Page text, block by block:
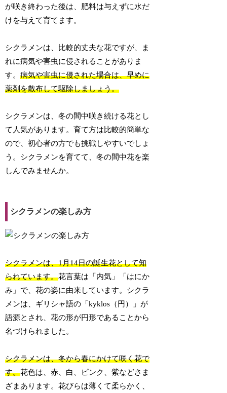
が咲き終わった後は、肥料は与えずに水だ
けを与えて育てます。
シクラメンは、比較的丈夫な花ですが、ま
れに病気や害虫に侵されることがありま
す。病気や害虫に侵された場合は、早めに
薬剤を散布して駆除しましょう。
シクラメンは、冬の間中咲き続ける花とし
て人気があります。育て方は比較的簡単な
ので、初心者の方でも挑戦しやすいでしょ
う。シクラメンを育てて、冬の間中花を楽
しんでみませんか。
シクラメンの楽しみ方
シクラメンは、1月14日の誕生花として知
られています。花言葉は「内気」「はにか
み」で、花の姿に由来しています。シクラ
メンは、ギリシャ語の「kyklos（円）」が
語源とされ、花の形が円形であることから
名づけられました。
シクラメンは、冬から春にかけて咲く花で
す。花色は、赤、白、ピンク、紫などさま
ざまあります。花びらは薄くて柔らかく、